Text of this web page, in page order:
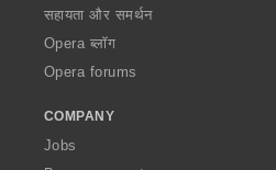
सहायता और समर्थन
Opera ब्लॉग
Opera forums
COMPANY
Jobs